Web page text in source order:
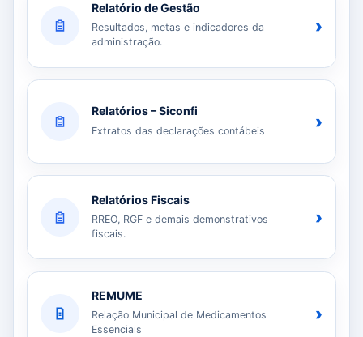
Relatório de Gestão
Resultados, metas e indicadores da
administração.
›
Relatórios – Siconfi
Extratos das declarações contábeis ›
Relatórios Fiscais
RREO, RGF e demais demonstrativos
fiscais.
›
REMUME
Relação Municipal de Medicamentos
Essenciais
›